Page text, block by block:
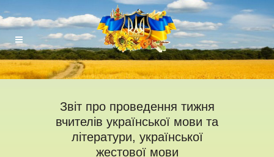
Звіт про проведення тижня
вчителів української мови та
літератури, української
жестової мови